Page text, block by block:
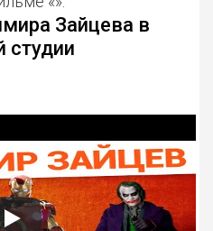
Зайцева в
студии